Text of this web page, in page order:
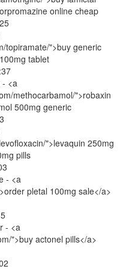
online cheap
topiramate/">buy generic
tablet
- <a
methocarbamol/">robaxin
500mg generic
">levaquin 250mg
pills
- <a
pletal 100mg sale</a>
- <a
">buy actonel pills</a>